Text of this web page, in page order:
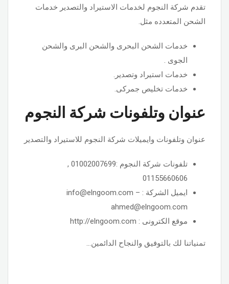
تقدم شركة النجوم لخدمات الاستيراد والتصدير خدمات
الشحن المتعدده مثل.
خدمات الشحن البحرى والشحن البرى والشحن
الجوى .
خدمات استيراد وتصدير.
خدمات تخليص جمركى.
عنوان وتلفونات شركة النجوم
عنوان وتلفونات وايميلات شركة النجوم للاستيراد والتصدير
تلفونات شركة النجوم :01002007699 ,
01155660606
ايميل الشركة : info@elngoom.com –
ahmed@elngoom.com
موقع الكترونى : http://elngoom.com
تمنياتنا لك بالتوفيق والنجاح الدائمين…